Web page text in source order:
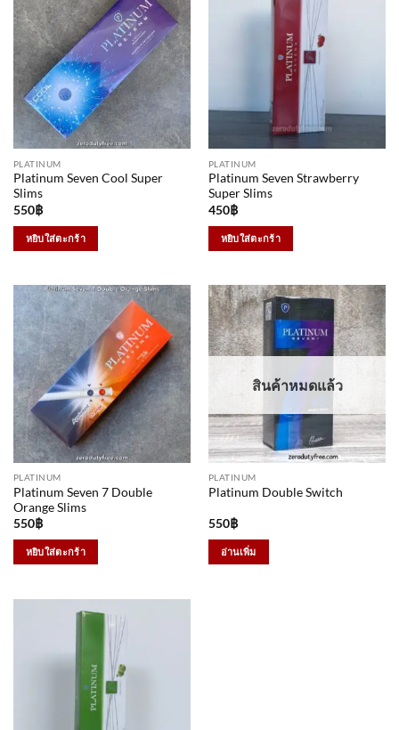
PLATINUM
Platinum Seven Cool Super
Slims
550฿
หยิบใส่ตะกร้า
PLATINUM
Platinum Seven Strawberry
Super Slims
450฿
หยิบใส่ตะกร้า
PLATINUM
Platinum Seven 7 Double
Orange Slims
550฿
หยิบใส่ตะกร้า
สินค้าหมดแล้ว
PLATINUM
Platinum Double Switch
550฿
อ่านเพิ่ม